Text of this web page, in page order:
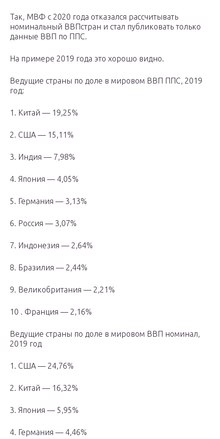
Так, МВФ с 2020 года отказался рассчитывать
номинальный ВВПстран и стал публиковать только
данные ВВП по ППС.
На примере 2019 года это хорошо видно.
Ведущие страны по доле в мировом ВВП ППС, 2019
год:
1. Китай — 19,25%
2. США — 15,11%
3. Индия — 7,98%
4. Япония — 4,05%
5. Германия — 3,13%
6. Россия — 3,07%
7. Индонезия — 2,64%
8. Бразилия — 2,44%
9. Великобритания — 2,21%
10 . Франция — 2,16%
Ведущие страны по доле в мировом ВВП номинал,
2019 год
1. США — 24,76%
2. Китай — 16,32%
3. Япония — 5,95%
4. Германия — 4,46%